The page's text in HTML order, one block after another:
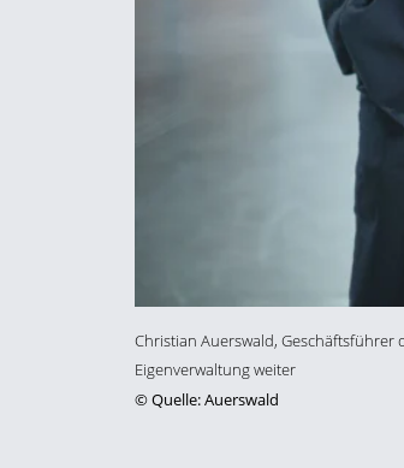
Christian Auerswald, Geschäftsführer
Eigenverwaltung weiter
©Quelle: Auerswald